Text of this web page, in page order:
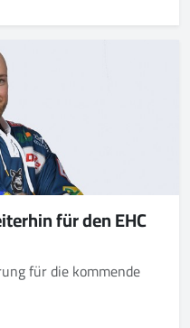
für den EHC
für die kommende